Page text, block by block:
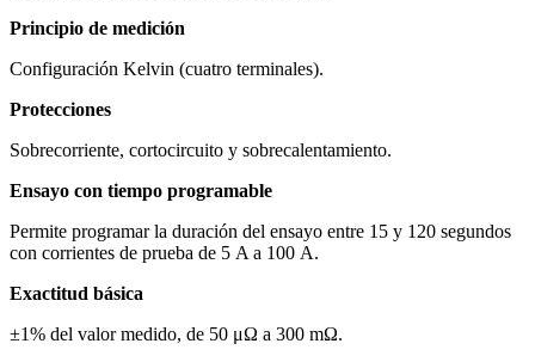
Principio de medición
Configuración Kelvin (cuatro terminales).
Protecciones
Sobrecorriente, cortocircuito y sobrecalentamiento.
Ensayo con tiempo programable
Permite programar la duración del ensayo entre 15 y 120 segundos
con corrientes de prueba de 5 A a 100 A.
Exactitud básica
±1% del valor medido, de 50 μΩ a 300 mΩ.